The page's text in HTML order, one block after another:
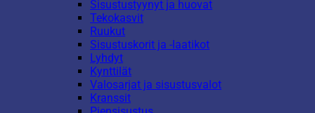
Sisustustyynyt ja huovat
Tekokasvit
Ruukut
Sisustuskorit ja -laatikot
Lyhdyt
Kynttilät
Valosarjat ja sisustusvalot
Kranssit